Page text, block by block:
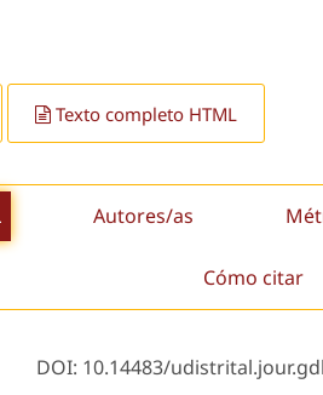
Texto completo HTML
Autores/as
Cómo citar
DOI: 10.14483/